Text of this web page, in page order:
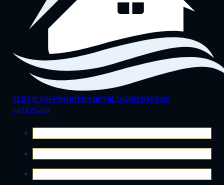
SERVICIOSPROPIEDADESBLOGNOSOTROS
647 679 494